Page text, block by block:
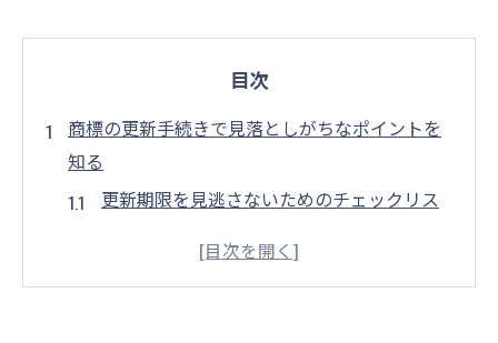
目次
商標の更新手続きで見落としがちなポイントを
知る
更新期限を見逃さないためのチェックリス
必要書類の準備と提出のタイミング